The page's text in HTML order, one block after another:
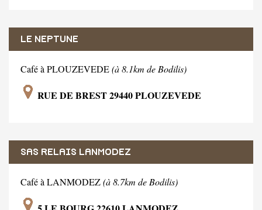
LE NEPTUNE
Café à PLOUZEVEDE(à 8.1km de Bodilis)
RUE DE BREST 29440 PLOUZEVEDE
SAS RELAIS LANMODEZ
Café à LANMODEZ(à 8.7km de Bodilis)